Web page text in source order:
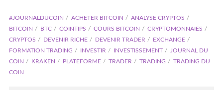
#JOURNALDUCOIN ACHETER BITCOIN
ANALYSE CRYPTOS
BITCOIN
BTC COINTIPS COURS BITCOIN
CRYPTOMONNAIES
CRYPTOS
DEVENIR RICHE DEVENIR TRADER
EXCHANGE
FORMATION TRADING
INVESTIR INVESTISSEMENT
JOURNAL DU
COIN
KRAKEN PLATEFORME TRADER TRADING
TRADING DU
COIN